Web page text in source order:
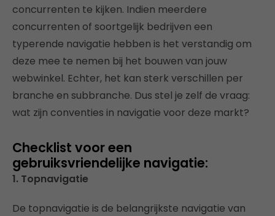
concurrenten te kijken. Indien meerdere
concurrenten of soortgelijk bedrijven een
typerende navigatie hebben is het verstandig om
deze mee te nemen bij het bouwen van jouw
webwinkel. Echter, het kan sterk verschillen per
branche en subbranche. Dus stel je zelf de vraag:
wat zijn conventies in navigatie voor deze markt?
Checklist voor een
gebruiksvriendelijke navigatie:
1. Topnavigatie
De topnavigatie is de belangrijkste navigatie van